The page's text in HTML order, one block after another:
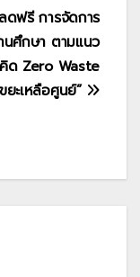
ดฟรี การจัดการ
นศึกษา ตามแนว
ด Zero Waste
ยะเหลือศูนย์”